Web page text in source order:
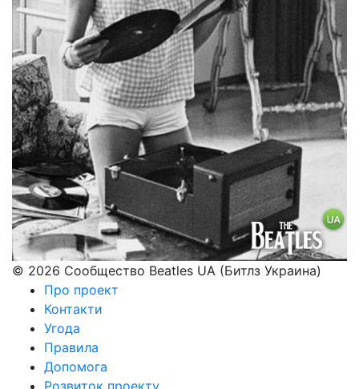
© 2026 Сообщество Beatles UA (Битлз Украина)
Про проект
Контакти
Угода
Правила
Допомога